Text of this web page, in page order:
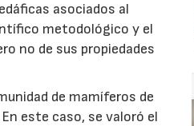
asociados al
metodológico y el
no de sus propiedades
de mamíferos de
este caso, se valoró el